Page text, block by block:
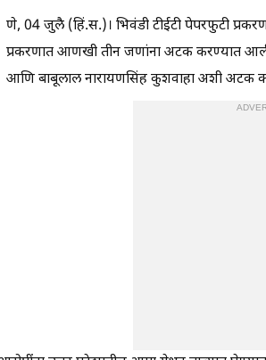
णे, 04 जुलै (हिं.स.)। भिवंडी टीईटी पेपरफुटी
प्रकरणात आणखी तीन जणांना अटक करण्यात
आणि बाबूलाल नारायणसिंह कुशवाहा अशी अटक